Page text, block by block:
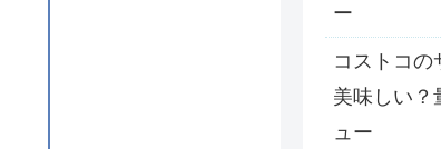
ー
コストコの
美味しい？
ュー